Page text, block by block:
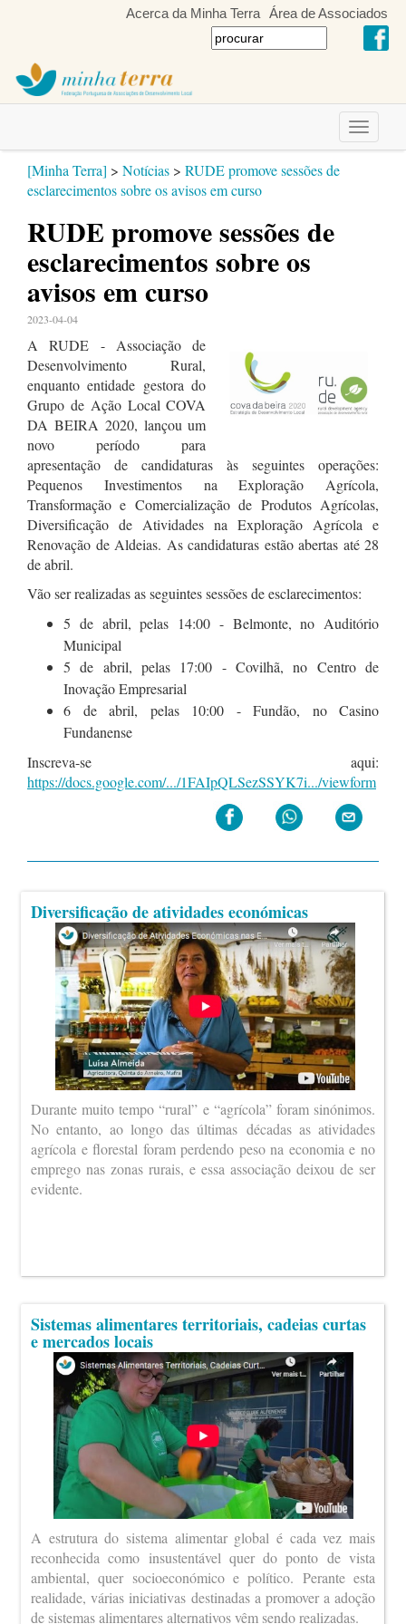
Acerca da Minha Terra Área de Associados
Toggle
[Minha Terra] > Notícias > RUDE promove sessões de
esclarecimentos sobre os avisos em curso
RUDE promove sessões de
esclarecimentos sobre os
avisos em curso
2023-04-04
ARUDE - Associação de
Desenvolvimento Rural,
enquanto entidade gestora do
Grupo de Ação Local COVA
DA BEIRA 2020, lançou um
novo período para
apresentação de candidaturas às seguintes operações:
Pequenos Investimentos na Exploração Agrícola,
Transformação e Comercialização de Produtos Agrícolas,
Diversificação de Atividades na Exploração Agrícola e
Renovação de Aldeias. As candidaturas estão abertas até 28
de abril.
Vão ser realizadas as seguintes sessões deesclarecimentos:
5 de abril, pelas 14:00 - Belmonte, no Auditório
Municipal
5 de abril, pelas 17:00 - Covilhã, no Centro de
Inovação Empresarial
6 de abril, pelas 10:00 - Fundão, no Casino
Fundanense
Inscreva-se aqui:
https://docs.google.com/.../1FAIpQLSezSSYK7i.../viewform
Diversificação de atividades económicas
Durante muito tempo “rural” e “agrícola” foram sinónimos.
No entanto, ao longo das últimas décadas as atividades
agrícola e florestal foram perdendo peso na economia e no
emprego nas zonas rurais, e essa associação deixou de ser
evidente.
Sistemas alimentares territoriais, cadeias curtas
e mercados locais
A estrutura do sistema alimentar global é cada vez mais
reconhecida como insustentável quer do ponto de vista
ambiental, quer socioeconómico e político. Perante esta
realidade, várias iniciativas destinadas a promover a adoção
de sistemas alimentares alternativos vêm sendo realizadas.